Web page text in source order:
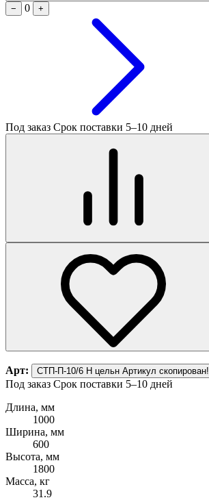
−
0 +
Под заказ Срок поставки 5–10 дней
Арт: СТП-П-10/6 Н цельн Артикул скопирован!
Под заказ Срок поставки 5–10 дней
Длина, мм
1000
Ширина, мм
600
Высота, мм
1800
Масса, кг
31.9